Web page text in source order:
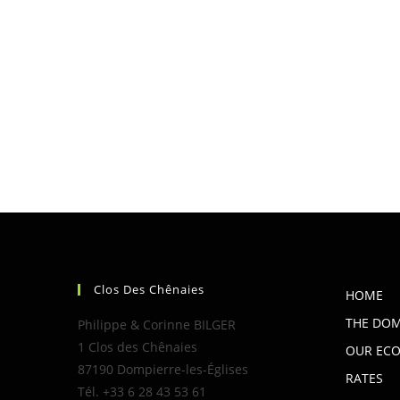
Clos Des Chênaies
Philippe & Corinne BILGER
1 Clos des Chênaies
87190 Dompierre-les-Églises
Tél. +33 6 28 43 53 61
HOME
THE
OUR
RATES